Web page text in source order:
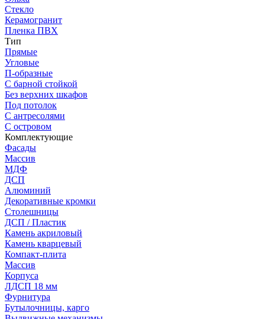
Стекло
Керамогранит
Пленка ПВХ
Тип
Прямые
Угловые
П-образные
С барной стойкой
Без верхних шкафов
Под потолок
С антресолями
С островом
Комплектующие
Фасады
Массив
МДФ
ДСП
Алюминий
Декоративные кромки
Столешницы
ДСП / Пластик
Камень акриловый
Камень кварцевый
Компакт-плита
Массив
Корпуса
ЛДСП 18 мм
Фурнитура
Бутылочницы, карго